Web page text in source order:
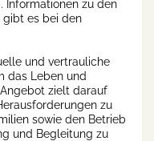
Informationen zu den
gibt es bei den
und vertrauliche
das Leben und
zielt darauf
zu
sowie den Betrieb
und Begleitung zu